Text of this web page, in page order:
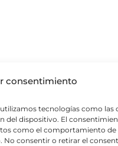
consentimiento
tecnologías como las
del dispositivo. El
como el comportamiento de
No consentir o retirar el